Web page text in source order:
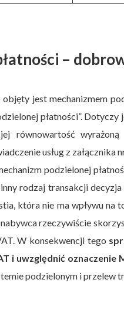
–
jest mechanizmem
płatności”.
równowartość
usług z załącznika
podzielonej
rodzaj transakcji
która nie ma wpływu
rzeczywiście
W konsekwencji tego
i uwzględnić oznaczenie
podzielonym i przelew